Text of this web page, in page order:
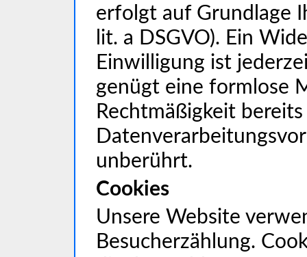
erfolgt auf Grundlage
lit. a DSGVO). Ein
Einwilligung ist
genügt eine formlose
Rechtmäßigkeit
unberührt.
Cookies
Unsere Website
Besucherzählung.